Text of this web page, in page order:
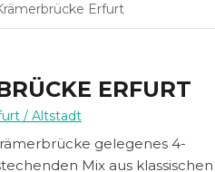
Erfurt
ERFURT
/ Altstadt
gelegenes 4-
Mix aus klassischen